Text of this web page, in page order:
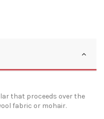
that proceeds over the
fabric or mohair.